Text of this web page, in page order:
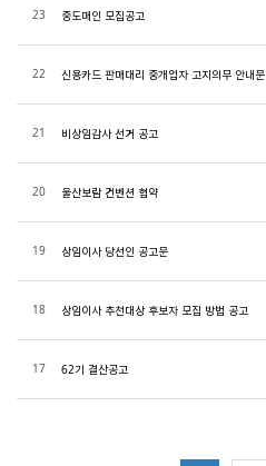
23 중도매인 모집공고
22 신용카드 판매대리 중개업자 고지의무 안내문
21 비상임감사 선거 공고
20 울산보람 컨벤션 협약
19 상임이사 당선인 공고문
18 상임이사 추천대상 후보자 모집 방법 공고
17 62기 결산공고